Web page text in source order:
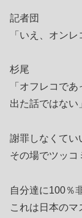
記者団
「いえ、オンレ
杉尾
「オフレコで
出た話ではない
謝罪しなくてい
その場でツッコ
自分達に100％
これは日本のマ